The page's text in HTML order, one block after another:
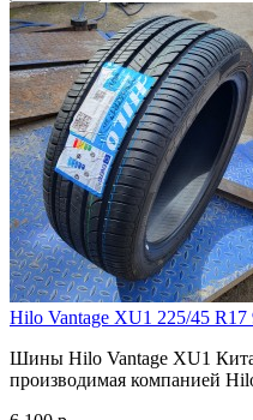
Hilo Vantage XU1 225/45 R17
Шины Hilo Vantage XU1
производимая компанией